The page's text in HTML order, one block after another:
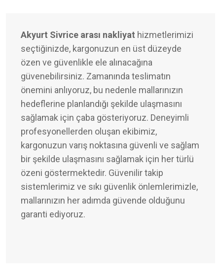
Akyurt Sivrice arası nakliyat hizmetlerimizi
seçtiğinizde, kargonuzun en üst düzeyde
özen ve güvenlikle ele alınacağına
güvenebilirsiniz. Zamanında teslimatın
önemini anlıyoruz, bu nedenle mallarınızın
hedeflerine planlandığı şekilde ulaşmasını
sağlamak için çaba gösteriyoruz. Deneyimli
profesyonellerden oluşan ekibimiz,
kargonuzun varış noktasına güvenli ve sağlam
bir şekilde ulaşmasını sağlamak için her türlü
özeni göstermektedir. Güvenilir takip
sistemlerimiz ve sıkı güvenlik önlemlerimizle,
mallarınızın her adımda güvende olduğunu
garanti ediyoruz.